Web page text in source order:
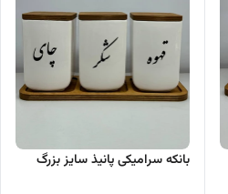
بانکه سرامیکی پانیذ سایز بزرگ